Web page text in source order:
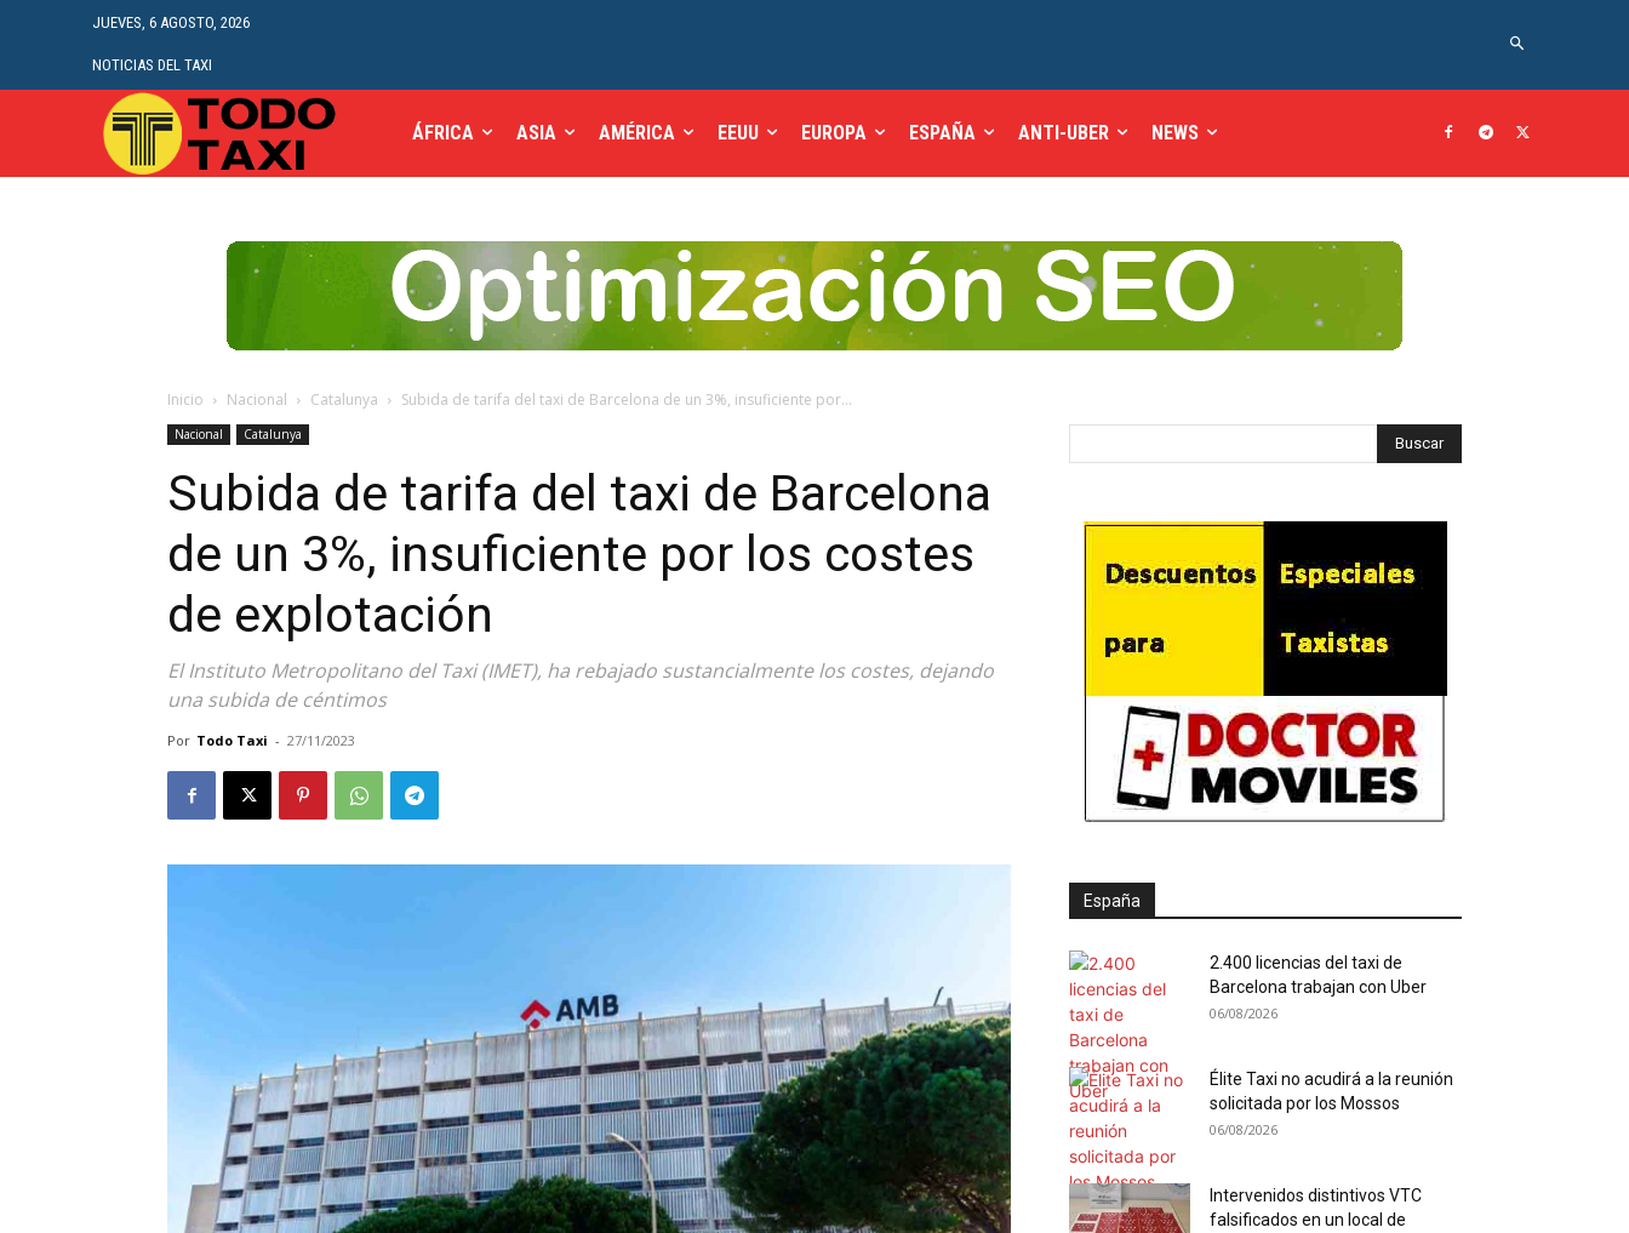
JUEVES, 6 AGOSTO, 2026
NOTICIAS DEL TAXI
ÁFRICA ASIA AMÉRICA EEUU EUROPA ESPAÑA ANTI-UBER NEWS
Inicio Nacional Catalunya Subida de tarifa del taxi de Barcelona de un 3%, insuficiente por...
Nacional Catalunya
Subida de tarifa del taxi de Barcelona
de un 3%, insuficiente por los costes
de explotación
El Instituto Metropolitano del Taxi (IMET), ha rebajado sustancialmente los costes, dejando
una subida de céntimos
Por Todo Taxi - 27/11/2023
España
2.400 licencias del taxi de
Barcelona trabajan con Uber
06/08/2026
Élite Taxi no acudirá a la reunión
solicitada por los Mossos
06/08/2026
Intervenidos distintivos VTC
falsificados en un local de